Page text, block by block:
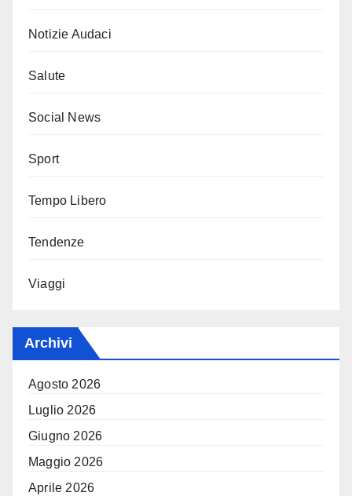
Notizie Audaci
Salute
Social News
Sport
Tempo Libero
Tendenze
Viaggi
Archivi
Agosto 2026
Luglio 2026
Giugno 2026
Maggio 2026
Aprile 2026